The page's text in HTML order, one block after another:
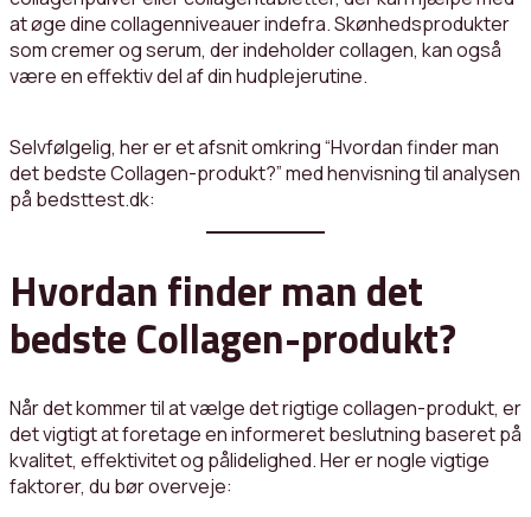
at øge dine collagenniveauer indefra. Skønhedsprodukter
som cremer og serum, der indeholder collagen, kan også
være en effektiv del af din hudplejerutine.
Selvfølgelig, her er et afsnit omkring “Hvordan finder man
det bedste Collagen-produkt?” med henvisning til analysen
på bedsttest.dk:
Hvordan finder man det
bedste Collagen-produkt?
Når det kommer til at vælge det rigtige collagen-produkt, er
det vigtigt at foretage en informeret beslutning baseret på
kvalitet, effektivitet og pålidelighed. Her er nogle vigtige
faktorer, du bør overveje: